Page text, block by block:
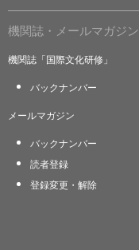
機関誌・メールマガジン
機関誌「国際文化研修」
バックナンバー
メールマガジン
バックナンバー
読者登録
登録変更・解除